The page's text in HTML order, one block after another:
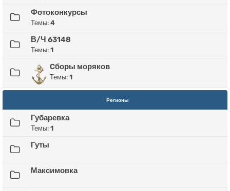
Фотоконкурсы
Темы: 4
В/Ч 63148
Темы: 1
Cборы моряков
Темы: 1
Регионы
Губаревка
Темы: 1
Гуты
Максимовка